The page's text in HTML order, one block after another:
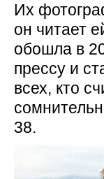
Их
он читает
обошла в
прессу и
всех, кто
38.